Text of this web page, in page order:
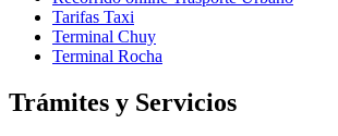
Tarifas Taxi
Terminal Chuy
Terminal Rocha
Trámites y Servicios